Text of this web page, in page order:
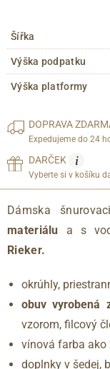
Šířka
Výška podpatku
Výška platformy
DOPRAVA
Expedujeme do 24
DARČEK i
Vyberte si v košíku
Dámska
materiálu a s
Rieker.
okrúhly,
obuv vyrobená
vzorom, filcový
vínová farba ako
doplnky v šedej,